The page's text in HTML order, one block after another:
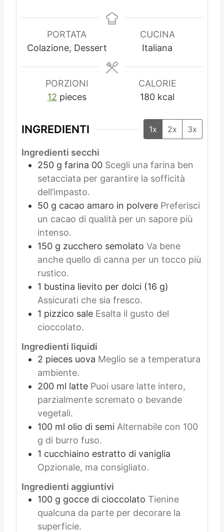
n
u
t
u
n
u
t
PORTATA
Colazione, Dessert
CUCINA
Italiana
PORZIONI
12 pieces
CALORIE
180 kcal
INGREDIENTI 1x 2x 3x
Ingredienti secchi
250 g farina 00 Scegli una farina ben
setacciata per garantire la sofficità
dell’impasto.
50 g cacao amaro in polvere Preferisci
un cacao di qualità per un sapore più
intenso.
150 g zucchero semolato Va bene
anche quello di canna per un tocco più
rustico.
1 bustina lievito per dolci (16 g)
Assicurati che sia fresco.
1 pizzico sale Esalta il gusto del
cioccolato.
Ingredienti liquidi
2 pieces uova Meglio se a temperatura
ambiente.
200 ml latte Puoi usare latte intero,
parzialmente scremato o bevande
vegetali.
100 ml olio di semi Alternabile con 100
g di burro fuso.
1 cucchiaino estratto di vaniglia
Opzionale, ma consigliato.
Ingredienti aggiuntivi
100 g gocce di cioccolato Tienine
qualcuna da parte per decorare la
superficie.